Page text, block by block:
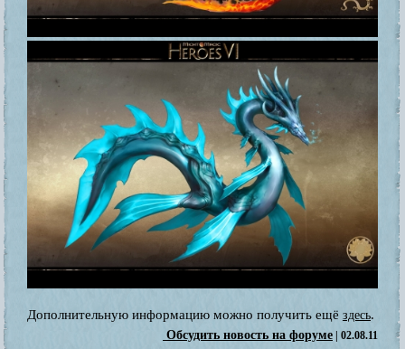
Дополнительную информацию можно получить ещё здесь.
Обсудить новость на форуме | 02.08.11